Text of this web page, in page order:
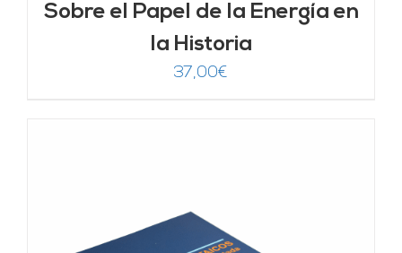
Sobre el Papel de la Energía en
la Historia
37,00€